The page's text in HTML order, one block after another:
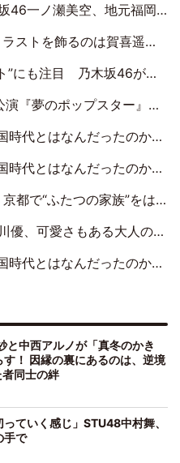
岡『めんべい25周年トップサポーター』に就任
の登場に「5年分大人になった私を見ていただけたら」
46が挑んだ書道パフォーマンスの舞台裏
ター』 初日から全身全霊のステージ
やりたかったな』って言ったら、夢眠ねむさんに『てめえはでんぱ組．incなんだよ！』って肩パンされて(笑)」
TIFで10年ぶりのキョンシーメイクをしたら、場を完全に引かせてしまって。時代が変わったんだなって」
！ “母”黒谷友香に見送られ、“父”松岡昌宏とはハシゴ酒
可愛さもある大人の女性に
うら「正直、中3で辞めるというのを信じてなくて。そう言われてはいたけど、嘘でしょって」
と中西アルノが「真冬のかき
！ 因縁の裏にあるのは、逆境
者同士の絆
っていく感じ」STU48中村舞、
手で